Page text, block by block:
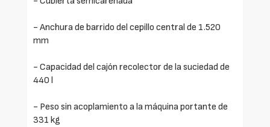
- Anchura de barrido del cepillo central de 1.520
mm
- Capacidad del cajón recolector de la suciedad de
440 l
- Peso sin acoplamiento a la máquina portante de
331 kg